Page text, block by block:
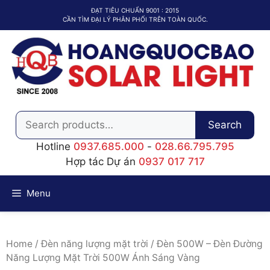
dung
ĐẠT TIÊU CHUẨN 9001 : 2015
CẦN TÌM ĐẠI LÝ PHÂN PHỐI TRÊN TOÀN QUỐC.
Search
for:
Search
Hotline 0937.685.000 - 028.66.795.795
Hợp tác Dự án 0937 017 717
Menu
Home /Đèn năng lượng mặt trời / Đèn 500W – Đèn Đường
Năng Lượng Mặt Trời 500W Ánh Sáng Vàng